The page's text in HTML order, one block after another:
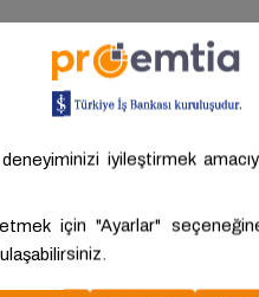
Standart